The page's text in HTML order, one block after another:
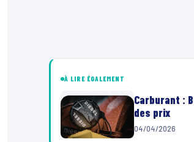
À LIRE ÉGALEMENT
Carburant :
des prix
04/04/2026